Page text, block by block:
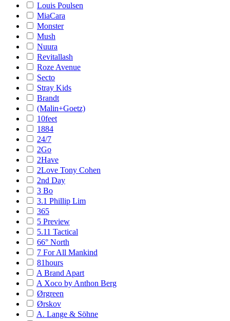
Louis Poulsen
MiaCara
Monster
Mush
Nuura
Revitallash
Roze Avenue
Secto
Stray Kids
Brandt
(Malin+Goetz)
10feet
1884
24/7
2Go
2Have
2Love Tony Cohen
2nd Day
3 Bo
3.1 Phillip Lim
365
5 Preview
5.11 Tactical
66° North
7 For All Mankind
81hours
A Brand Apart
A Xoco by Anthon Berg
Ørgreen
Ørskov
A. Lange & Söhne